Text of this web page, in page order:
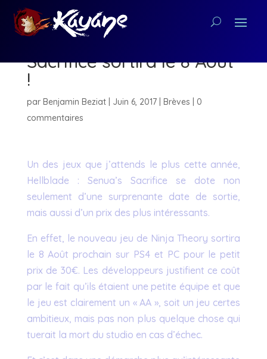
Hellblade : Senua’s
Sacrifice sortira le 8 Août
!
par Benjamin Beziat| Juin 6, 2017| Brèves
0
commentaires
Un des jeux que j’attends le plus cette année,
Hellblade : Senua’s Sacrifice se dote non
seulement d’une surprenante date de sortie,
mais aussi d’un prix des plus intéressants.
En effet, le nouveau jeu de Ninja Theory sortira
le 8 Août prochain sur PS4 et PC pour le petit
prix de 30€. Les développeurs justifient ce coût
par le fait qu’ils étaient une petite équipe et que
le jeu est clairement un « AA », soit un jeu certes
ambitieux, mais pas non plus quelque chose qui
tuerait la mort du studio en cas d’échec.